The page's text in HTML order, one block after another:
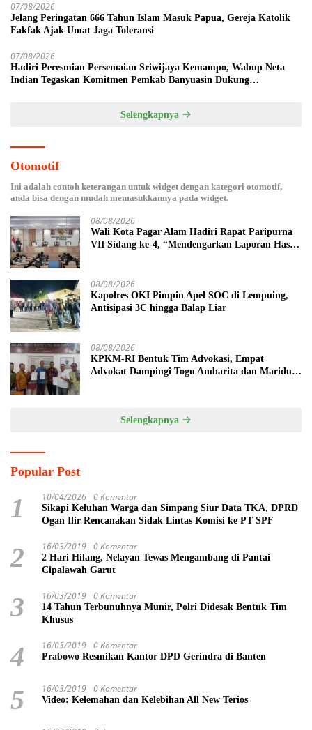
07/08/2026
Jelang Peringatan 666 Tahun Islam Masuk Papua, Gereja Katolik
Fakfak Ajak Umat Jaga Toleransi
07/08/2026
Hadiri Peresmian Persemaian Sriwijaya Kemampo, Wabup Neta
Indian Tegaskan Komitmen Pemkab Banyuasin Dukung
Selengkapnya
Otomotif
Ini adalah contoh keterangan untuk widget dengan kategori otomotif,
anda bisa dengan mudah memasukkannya pada widget.
08/08/2026
Wali Kota Pagar Alam Hadiri Rapat Paripurna
VII Sidang ke-4, “Mendengarkan Laporan Hasil
08/08/2026
Kapolres OKI Pimpin Apel SOC di Lempuing,
Antisipasi 3C hingga Balap Liar
08/08/2026
KPKM-RI Bentuk Tim Advokasi, Empat
Advokat Dampingi Togu Ambarita dan Mariduk
Selengkapnya
Popular Post
1 10/04/2026 0 Komentar
Sikapi Keluhan Warga dan Simpang Siur Data TKA, DPRD
Ogan Ilir Rencanakan Sidak Lintas Komisi ke PT SPF
2 16/03/2019 0 Komentar
2 Hari Hilang, Nelayan Tewas Mengambang di Pantai
Cipalawah Garut
3 16/03/2019 0 Komentar
14 Tahun Terbunuhnya Munir, Polri Didesak Bentuk Tim
Khusus
4 16/03/2019 0 Komentar
Prabowo Resmikan Kantor DPD Gerindra di Banten
5 16/03/2019 0 Komentar
Video: Kelemahan dan Kelebihan All New Terios